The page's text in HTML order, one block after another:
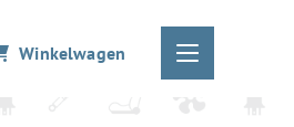
Winkelwagen